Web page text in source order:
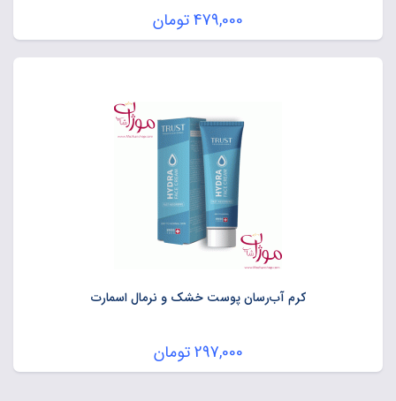
479,000تومان
کرم آب‌رسان پوست خشک و نرمال اسمارت
297,000تومان